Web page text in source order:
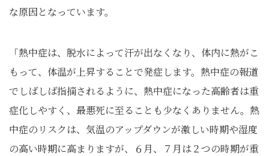
な原因となっています。
「熱中症は、脱水によって汗が出なくなり、体内に熱がこ
もって、体温が上昇することで発症します。熱中症の報道
でしばしば指摘されるように、熱中症になった高齢者は重
症化しやすく、最悪死に至ることも少なくありません。熱
中症のリスクは、気温のアップダウンが激しい時期や湿度
の高い時期に高まりますが、６月、７月は２つの時期が重